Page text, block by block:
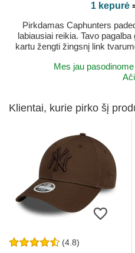
1 kepurė
Pirkdamas Caphunters
labiausiai reikia. Tavo
kartu žengti žingsnį link
Mes jau pasodinome
Klientai, kurie pirko šį
(4.8)